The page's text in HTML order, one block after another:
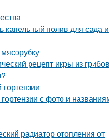
капельный полив для сада
рецепт икры из грибов
с фото и
радиатор отопления от